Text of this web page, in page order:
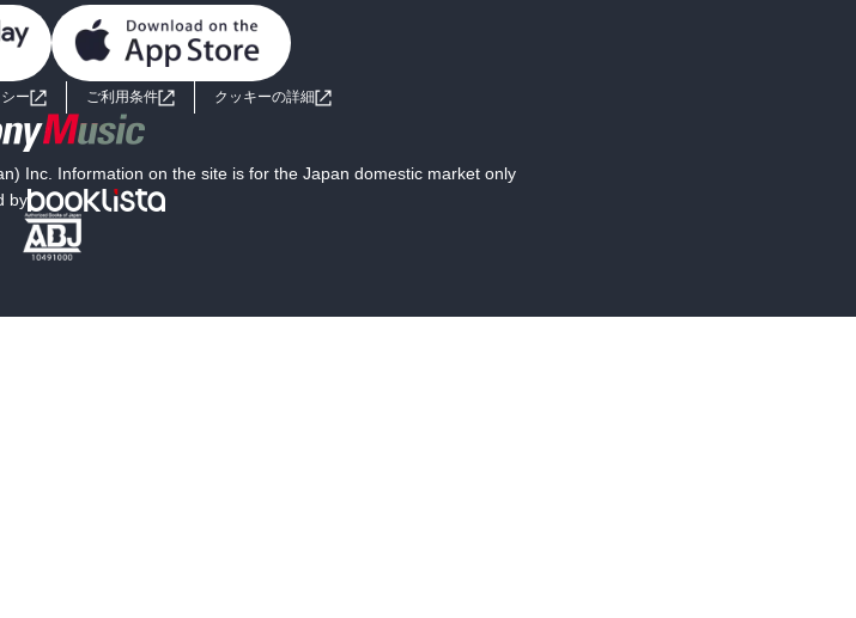
ー ご利用条件 クッキーの詳細
Inc. Information on the site is for the Japan domestic market only
by